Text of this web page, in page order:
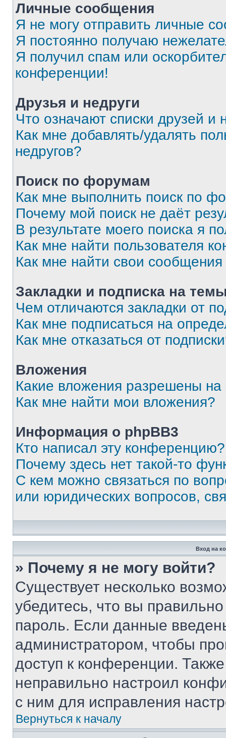
Личные сообщения
Я не могу отправить личные
Я постоянно получаю
Я получил спам или
конференции!
Друзья и недруги
Что означают списки друзей и
Как мне добавлять/удалять
недругов?
Поиск по форумам
Как мне выполнить поиск по
Почему мой поиск не даёт
В результате моего поиска я
Как мне найти пользователя
Как мне найти свои
Закладки и подписка на
Чем отличаются закладки от
Как мне подписаться на
Как мне отказаться от
Вложения
Какие вложения разрешены
Как мне найти мои вложения?
Информация о phpBB3
Кто написал эту конференцию?
Почему здесь нет такой-то
С кем можно связаться по
или юридических вопросов,
Вход на
» Почему я не могу войти?
Существует несколько
убедитесь, что вы
пароль. Если данные
администратором, чтобы
доступ к конференции.
неправильно настроил
с ним для исправления
Вернуться к началу